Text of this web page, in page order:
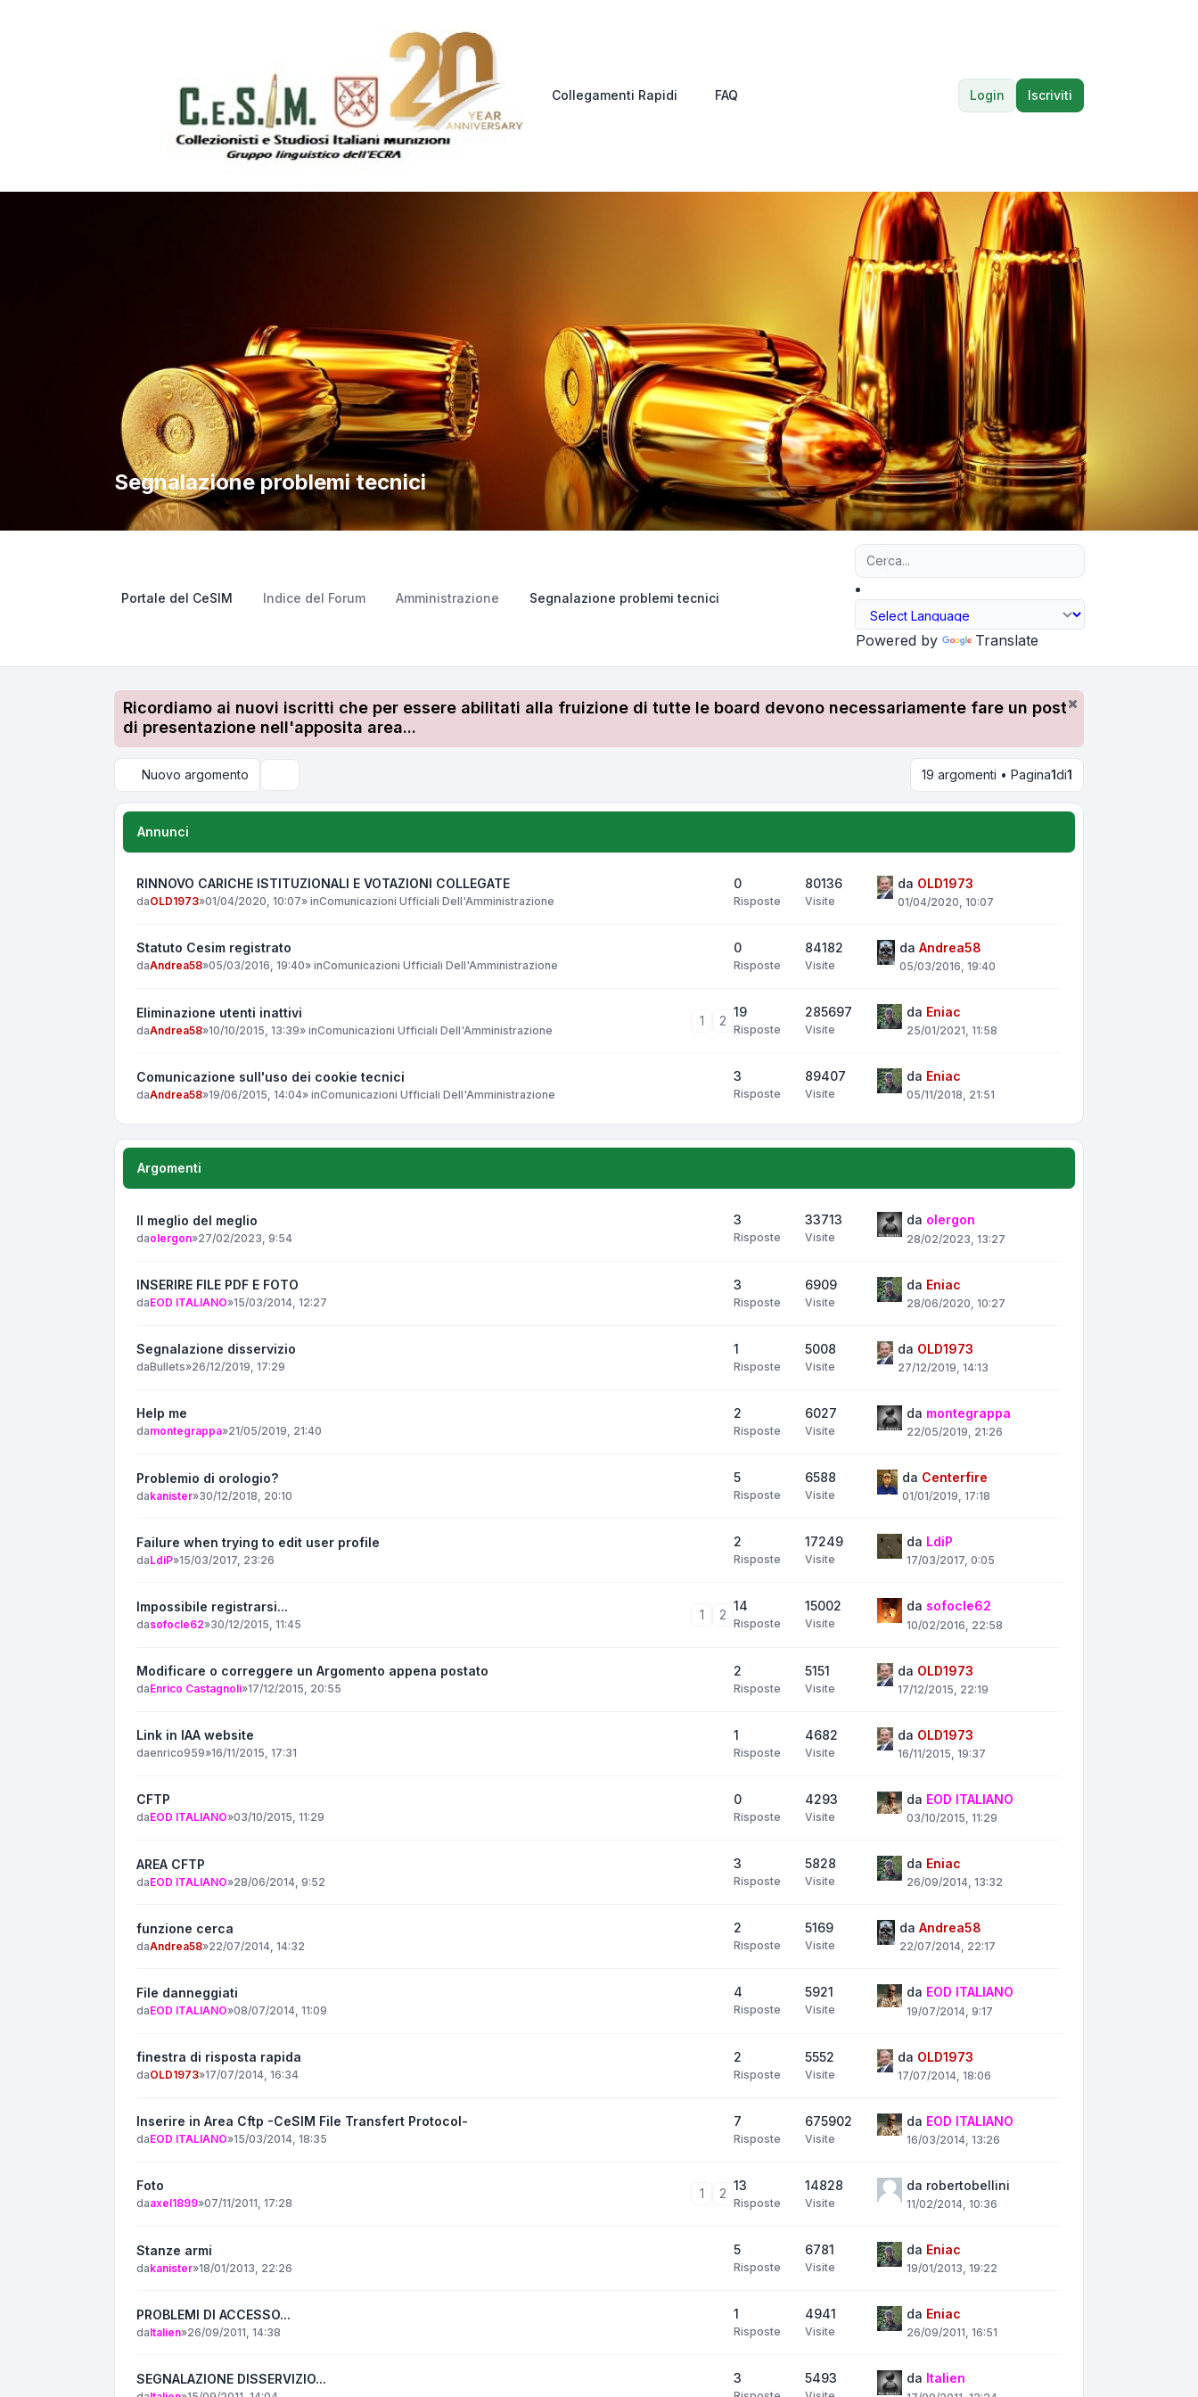
Collegamenti Rapidi FAQ Login Iscriviti
Segnalazione problemi tecnici
Portale del CeSIM Indice del Forum Amministrazione Segnalazione problemi tecnici
Powered by Translate
Ricordiamo ai nuovi iscritti che per essere abilitati alla fruizione di tutte le board devono necessariamente fare un post
di presentazione nell'apposita area...
Nuovo argomento 19 argomenti • Pagina1di1
Annunci
RINNOVO CARICHE ISTITUZIONALI E VOTAZIONI COLLEGATE
daOLD1973»01/04/2020, 10:07» inComunicazioni Ufficiali Dell'Amministrazione
0
Risposte
80136
Visite
da OLD1973
01/04/2020, 10:07
Statuto Cesim registrato
daAndrea58»05/03/2016, 19:40» inComunicazioni Ufficiali Dell'Amministrazione
0
Risposte
84182
Visite
da Andrea58
05/03/2016, 19:40
Eliminazione utenti inattivi
daAndrea58»10/10/2015, 13:39» inComunicazioni Ufficiali Dell'Amministrazione
1 2
19
Risposte
285697
Visite
da Eniac
25/01/2021, 11:58
Comunicazione sull'uso dei cookie tecnici
daAndrea58»19/06/2015, 14:04» inComunicazioni Ufficiali Dell'Amministrazione
3
Risposte
89407
Visite
da Eniac
05/11/2018, 21:51
Argomenti
Il meglio del meglio
daolergon»27/02/2023, 9:54
3
Risposte
33713
Visite
da olergon
28/02/2023, 13:27
INSERIRE FILE PDF E FOTO
daEOD ITALIANO»15/03/2014, 12:27
3
Risposte
6909
Visite
da Eniac
28/06/2020, 10:27
Segnalazione disservizio
daBullets»26/12/2019, 17:29
1
Risposte
5008
Visite
da OLD1973
27/12/2019, 14:13
Help me
damontegrappa»21/05/2019, 21:40
2
Risposte
6027
Visite
da montegrappa
22/05/2019, 21:26
Problemio di orologio?
dakanister»30/12/2018, 20:10
5
Risposte
6588
Visite
da Centerfire
01/01/2019, 17:18
Failure when trying to edit user profile
daLdiP»15/03/2017, 23:26
2
Risposte
17249
Visite
da LdiP
17/03/2017, 0:05
Impossibile registrarsi...
dasofocle62»30/12/2015, 11:45
1 2
14
Risposte
15002
Visite
da sofocle62
10/02/2016, 22:58
Modificare o correggere un Argomento appena postato
daEnrico Castagnoli»17/12/2015, 20:55
2
Risposte
5151
Visite
da OLD1973
17/12/2015, 22:19
Link in IAA website
daenrico959»16/11/2015, 17:31
1
Risposte
4682
Visite
da OLD1973
16/11/2015, 19:37
CFTP
daEOD ITALIANO»03/10/2015, 11:29
0
Risposte
4293
Visite
da EOD ITALIANO
03/10/2015, 11:29
AREA CFTP
daEOD ITALIANO»28/06/2014, 9:52
3
Risposte
5828
Visite
da Eniac
26/09/2014, 13:32
funzione cerca
daAndrea58»22/07/2014, 14:32
2
Risposte
5169
Visite
da Andrea58
22/07/2014, 22:17
File danneggiati
daEOD ITALIANO»08/07/2014, 11:09
4
Risposte
5921
Visite
da EOD ITALIANO
19/07/2014, 9:17
finestra di risposta rapida
daOLD1973»17/07/2014, 16:34
2
Risposte
5552
Visite
da OLD1973
17/07/2014, 18:06
Inserire in Area Cftp -CeSIM File Transfert Protocol-
daEOD ITALIANO»15/03/2014, 18:35
7
Risposte
675902
Visite
da EOD ITALIANO
16/03/2014, 13:26
Foto
daaxel1899»07/11/2011, 17:28
1 2
13
Risposte
14828
Visite
da robertobellini
11/02/2014, 10:36
Stanze armi
dakanister»18/01/2013, 22:26
5
Risposte
6781
Visite
da Eniac
19/01/2013, 19:22
PROBLEMI DI ACCESSO...
daItalien»26/09/2011, 14:38
1
Risposte
4941
Visite
da Eniac
26/09/2011, 16:51
SEGNALAZIONE DISSERVIZIO... 3 5493 da Italien